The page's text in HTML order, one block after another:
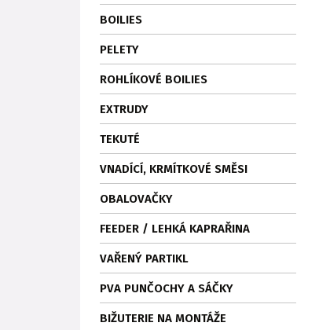
BOILIES
PELETY
ROHLÍKOVÉ BOILIES
EXTRUDY
TEKUTÉ
VNADÍCÍ, KRMÍTKOVÉ SMĚSI
OBALOVAČKY
FEEDER / LEHKÁ KAPRAŘINA
VAŘENÝ PARTIKL
PVA PUNČOCHY A SÁČKY
BIŽUTERIE NA MONTÁŽE